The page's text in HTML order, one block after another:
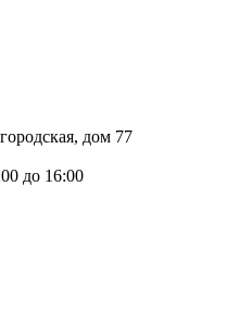
дом 77
до 16:00